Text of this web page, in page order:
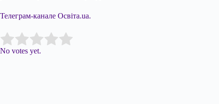
Телеграм-канале Освіта.ua.
Rate this item:
No votes yet.